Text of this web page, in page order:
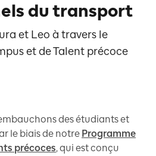
du transport
et Leo à travers le
et de Talent précoce
des étudiants et
le biais de notre Programme
précoces, qui est conçu